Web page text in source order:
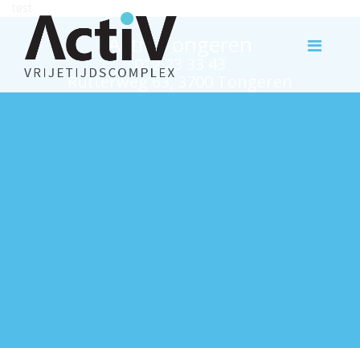
Activ Tongeren
012 23 33 43
Rutterweg 63, 3700 Tongeren